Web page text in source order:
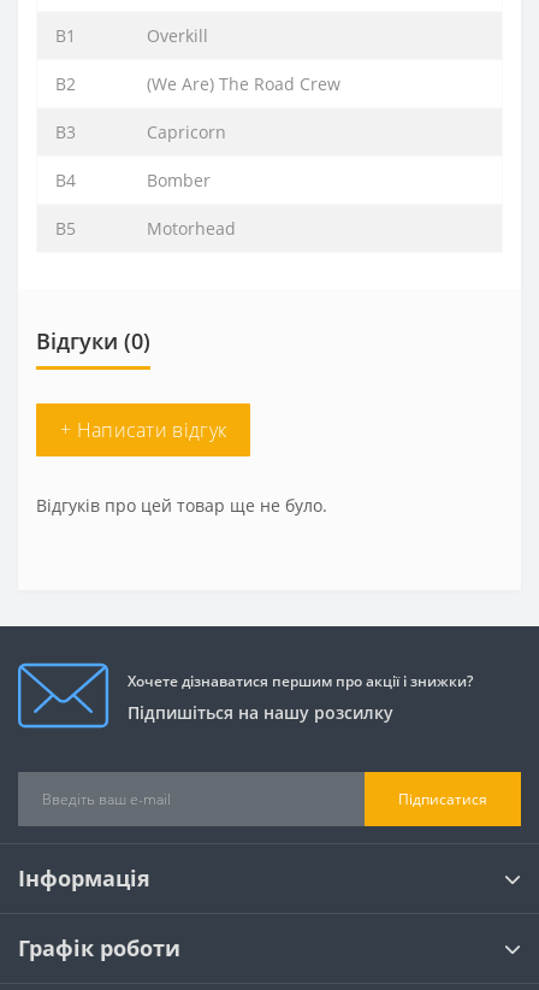
B1 Overkill
B2 (We Are) The Road Crew
B3 Capricorn
B4 Bomber
B5 Motorhead
Відгуки (0)
+ Написати відгук
Відгуків про цей товар ще не було.
Хочете дізнаватися першим про акції і знижки?
Підпишіться на нашу розсилку
Підписатися
Інформація
Графік роботи